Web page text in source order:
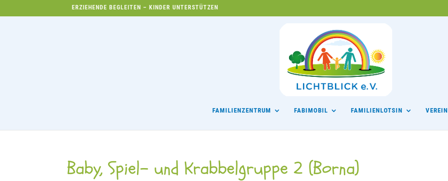
ERZIEHENDE BEGLEITEN – KINDER UNTERSTÜTZEN
FAMILIENZENTRUM FABIMOBIL FAMILIENLOTSIN VEREIN
Baby, Spiel- und Krabbelgruppe 2 (Borna)